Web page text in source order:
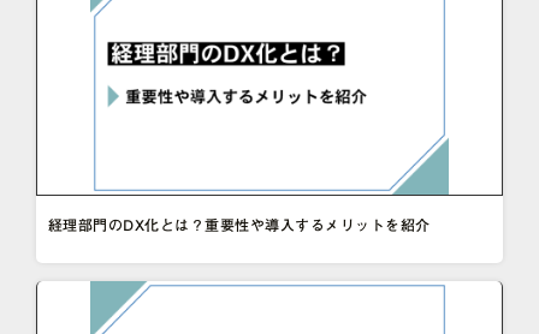
経理部門のDX化とは？重要性や導入するメリットを紹介